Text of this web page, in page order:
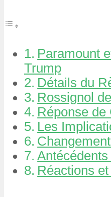
Paramount
Trump
Détails du
Rossignol
Réponse de
Les
Réactions